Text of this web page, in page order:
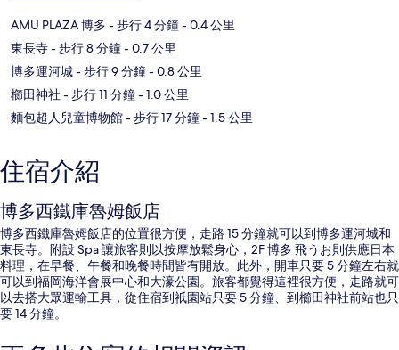
AMU PLAZA 博多 - 步行 4 分鐘- 0.4 公里
東長寺- 步行 8 分鐘- 0.7 公里
博多運河城- 步行 9 分鐘- 0.8 公里
櫛田神社 - 步行 11 分鐘- 1.0 公里
麵包超人兒童博物館- 步行 17 分鐘- 1.5 公里
住宿介紹
博多西鐵庫魯姆飯店
博多西鐵庫魯姆飯店的位置很方便，走路 15 分鐘就可以到博多運河城和
東長寺。附設 Spa 讓旅客則以按摩放鬆身心，2F 博多 飛うお則供應日本
料理，在早餐、午餐和晚餐時間皆有開放。此外，開車只要 5 分鐘左右就
可以到福岡海洋會展中心和大濠公園。旅客都覺得這裡很方便，走路就可
以去搭大眾運輸工具，從住宿到祇園站只要 5 分鐘、到櫛田神社前站也只
要 14 分鐘。